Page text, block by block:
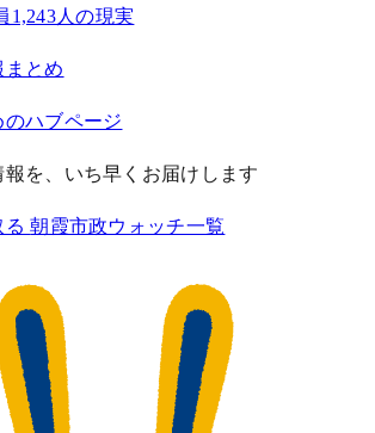
1,243人の現実
とめ
ハブページ
を、いち早くお届けします
る朝霞市政ウォッチ一覧